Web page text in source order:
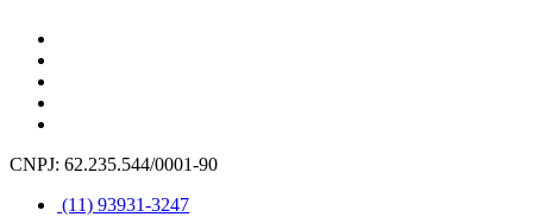
CNPJ: 62.235.544/0001-90
(11) 93931-3247